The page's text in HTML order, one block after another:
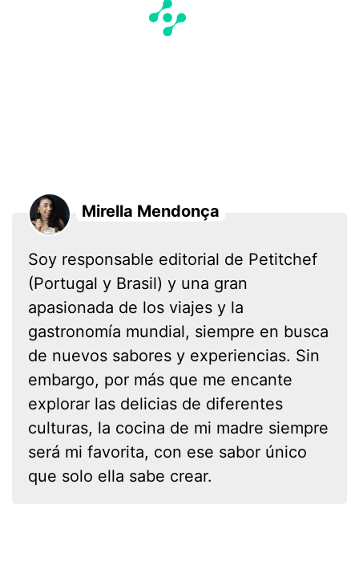
Mirella Mendonça
Soy responsable editorial de Petitchef
(Portugal y Brasil) y una gran
apasionada de los viajes y la
gastronomía mundial, siempre en busca
de nuevos sabores y experiencias. Sin
embargo, por más que me encante
explorar las delicias de diferentes
culturas, la cocina de mi madre siempre
será mi favorita, con ese sabor único
que solo ella sabe crear.